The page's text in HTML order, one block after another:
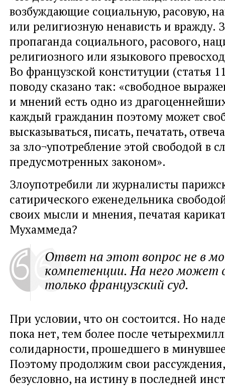
возбуждающие социальную, расовую,
или религиозную ненависть и вражду.
пропаганда социального, расового,
религиозного или языкового
Во французской конституции (статья
поводу сказано так: «свободное
и мнений есть одно из
каждый гражданин поэтому может
высказываться, писать, печатать,
за зло¬употребление этой свободой в
предусмотренных законом».
Злоупотребили ли журналисты
сатирического еженедельника
своих мысли и мнения, печатая
Мухаммеда?
Ответ на этот вопрос не в
компетенции. На него
только французский суд.
При условии, что он состоится. Но
пока нет, тем более после
солидарности, прошедшего в минувшее
Поэтому продолжим свои
безусловно, на истину в последней